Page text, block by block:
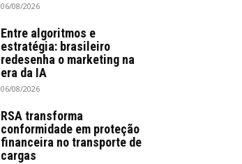
06/08/2026
Entre algoritmos e
estratégia: brasileiro
redesenha o marketing na
era da IA
06/08/2026
RSA transforma
conformidade em proteção
financeira no transporte de
cargas